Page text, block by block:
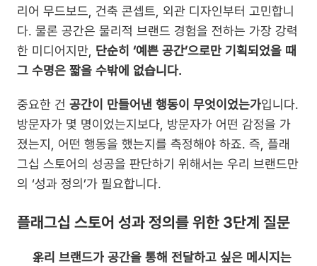
리어 무드보드, 건축 콘셉트, 외관 디자인부터 고민합니
다. 물론 공간은 물리적 브랜드 경험을 전하는 가장 강력
한 미디어지만, 단순히 ‘예쁜 공간’으로만 기획되었을 때
그 수명은 짧을 수밖에 없습니다.
중요한 건 공간이 만들어낸 행동이 무엇이었는가입니다.
방문자가 몇 명이었는지보다, 방문자가 어떤 감정을 가
졌는지, 어떤 행동을 했는지를 측정해야 하죠. 즉, 플래
그십 스토어의 성공을 판단하기 위해서는 우리 브랜드만
의 ‘성과 정의’가 필요합니다.
플래그십 스토어 성과 정의를 위한 3단계 질문
우리 브랜드가 공간을 통해 전달하고 싶은 메시지는